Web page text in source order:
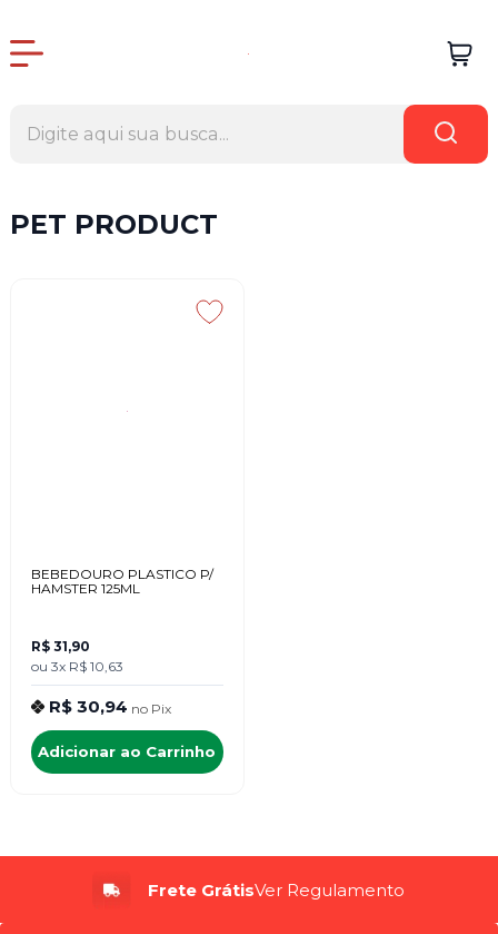
PET PRODUCT
BEBEDOURO PLASTICO P/
HAMSTER 125ML
R$ 31,90
ou 3x R$ 10,63
R$ 30,94 no Pix
Adicionar ao Carrinho
Frete GrátisVer Regulamento